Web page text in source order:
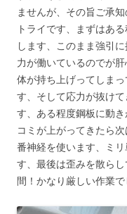
ませんが、その旨ご承
トライです、まずはあ
します、このまま強引
力が働いているのでが
体が持ち上げってしま
す、そして応力が抜け
す、ある程度鋼板に動
コミが上がってきたら
番神経を使います、ミ
す、最後は歪みを散ら
間！かなり厳しい作業